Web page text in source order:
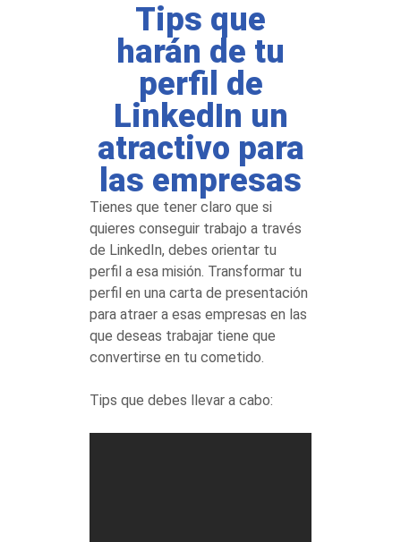
Tips que
harán de tu
perfil de
LinkedIn un
atractivo para
las empresas
Tienes que tener claro que si
quieres conseguir trabajo a través
de LinkedIn, debes orientar tu
perfil a esa misión. Transformar tu
perfil en una carta de presentación
para atraer a esas empresas en las
que deseas trabajar tiene que
convertirse en tu cometido.
Tips que debes llevar a cabo: